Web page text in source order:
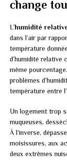
change
L’humidité
dans l’air par
température
d’humidité relative
même
problèmes
température entre
Un logement trop
muqueuses,
À l’inverse,
moisissures, aux
deux extrêmes